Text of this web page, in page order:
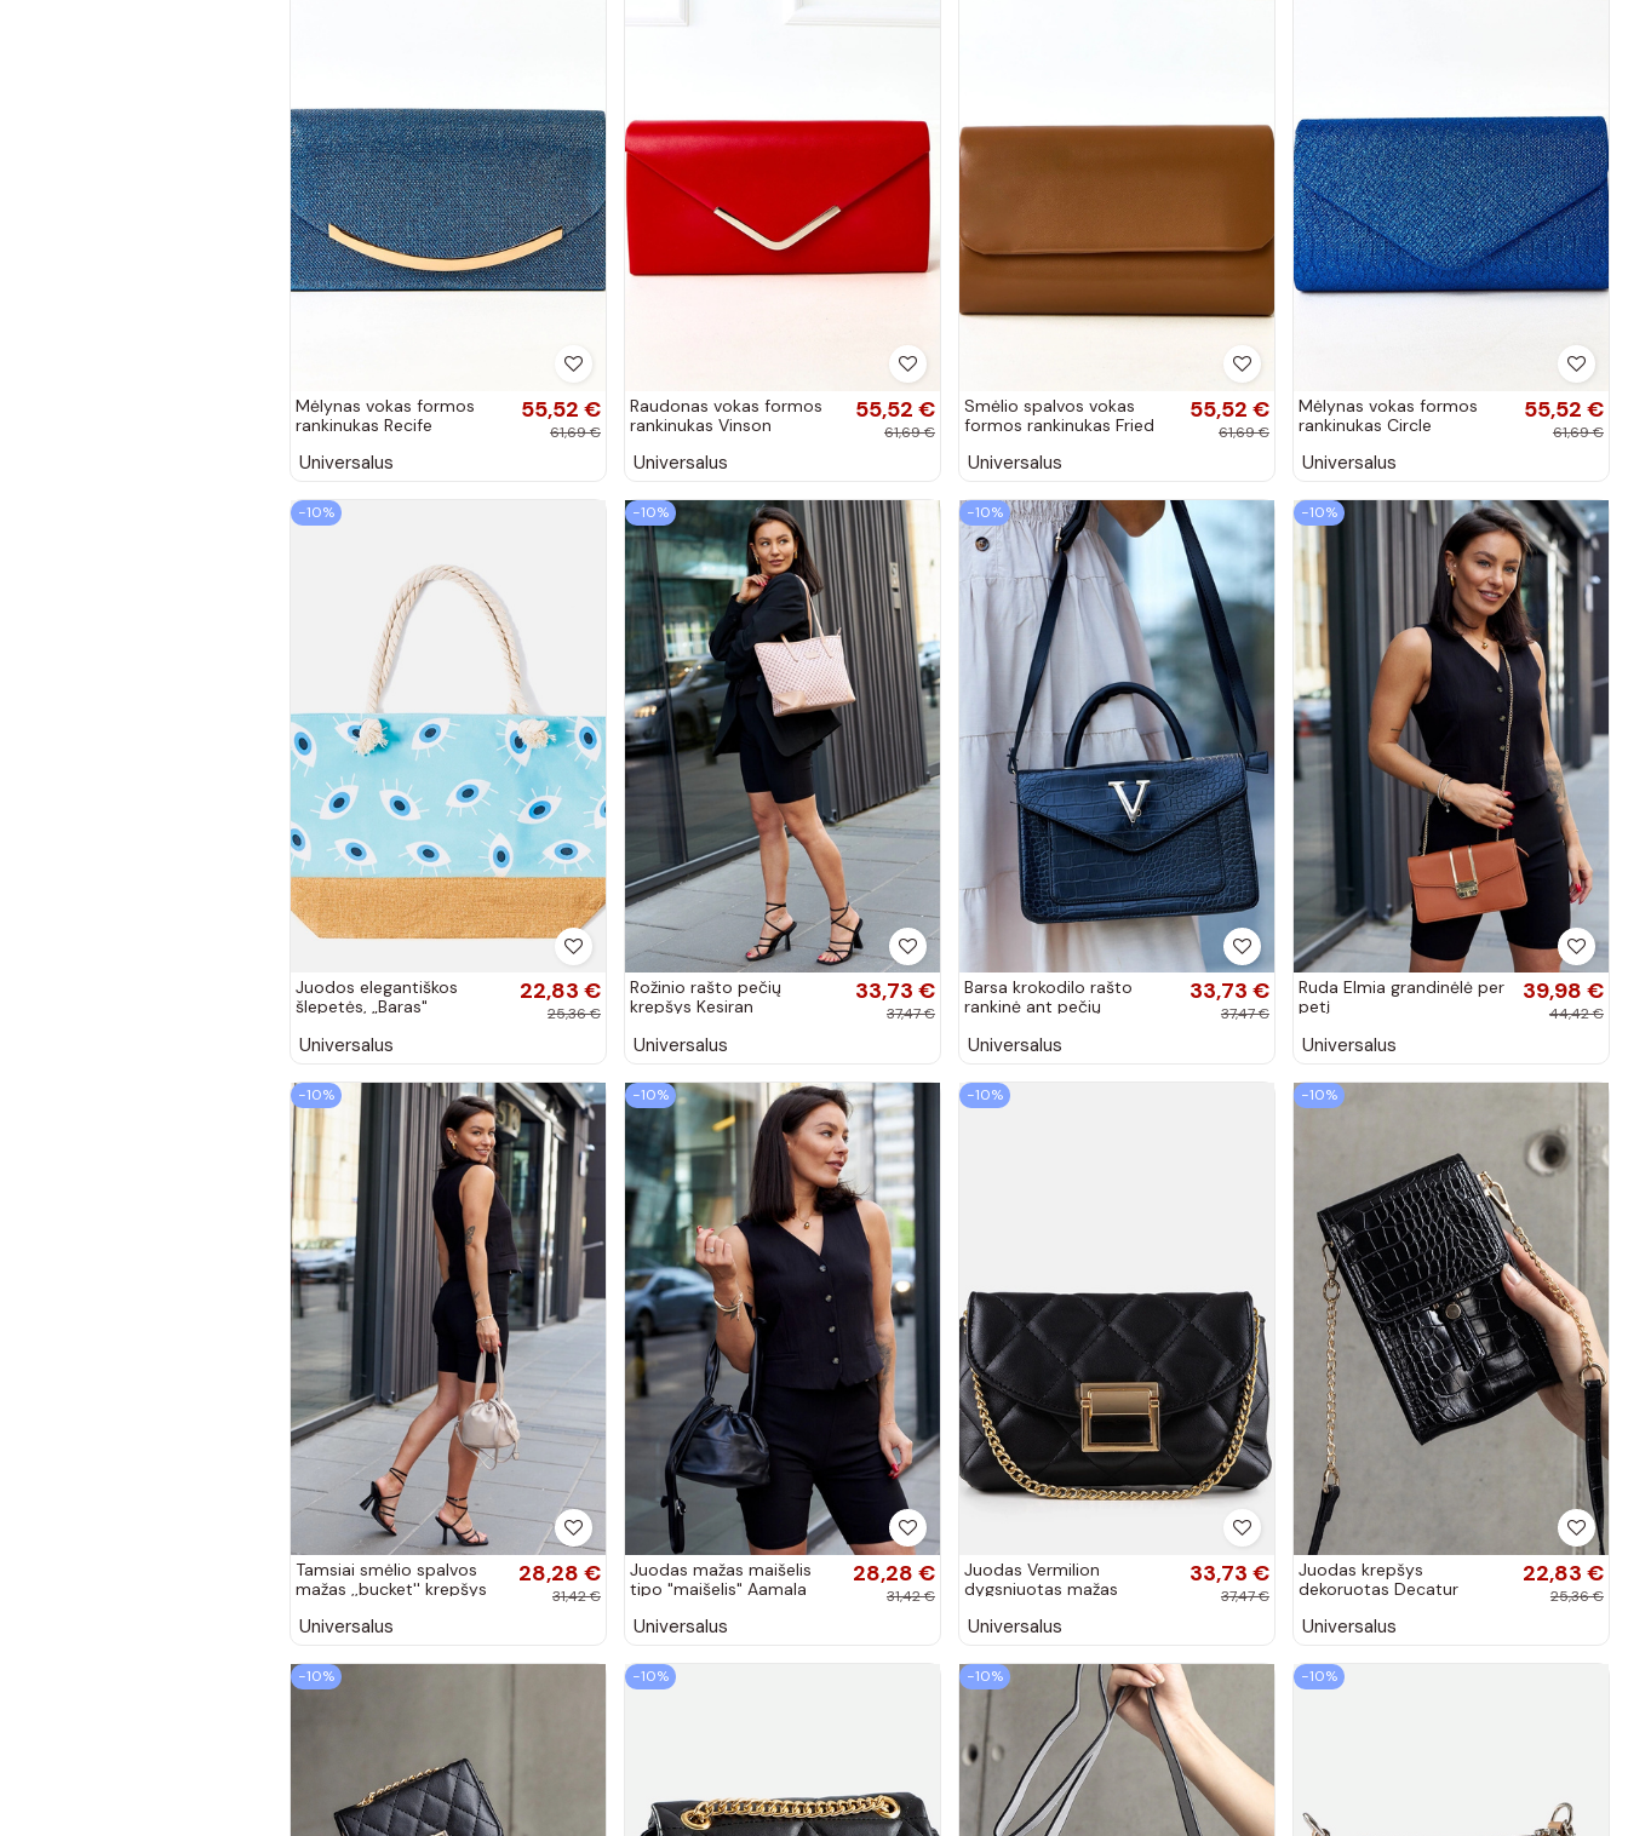
Mėlynas vokas formos
rankinukas Recife
55,52 €
61,69 €
Universalus
Raudonas vokas formos
rankinukas Vinson
55,52 €
61,69 €
Universalus
Smėlio spalvos vokas
formos rankinukas Fried
55,52 €
61,69 €
Universalus
Mėlynas vokas formos
rankinukas Circle
55,52 €
61,69 €
Universalus
−10%
Juodos elegantiškos
šlepetės, „Baras"
22,83 €
25,36 €
Universalus
−10%
Rožinio rašto pečių
krepšys Kesiran
33,73 €
37,47 €
Universalus
−10%
Barsa krokodilo rašto
rankinė ant pečių
33,73 €
37,47 €
Universalus
−10%
Ruda Elmia grandinėlė per
petį
39,98 €
44,42 €
Universalus
−10%
Tamsiai smėlio spalvos
mažas ,,bucket'' krepšys
28,28 €
31,42 €
Universalus
−10%
Juodas mažas maišelis
tipo "maišelis" Aamala
28,28 €
31,42 €
Universalus
−10%
Juodas Vermilion
dygsniuotas mažas
33,73 €
37,47 €
Universalus
−10%
Juodas krepšys
dekoruotas Decatur
22,83 €
25,36 €
Universalus
−10% −10% −10% −10%